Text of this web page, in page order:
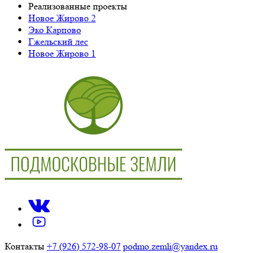
Реализованные проекты
Новое Жирово 2
Эко Карпово
Гжельский лес
Новое Жирово 1
Контакты +7 (926) 572-98-07 podmo.zemli@yandex.ru